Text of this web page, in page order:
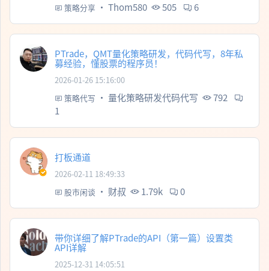
策略分享 · Thom580 505 6
PTrade，QMT量化策略研发，代码代写，8年私
募经验，懂股票的程序员！
2026-01-26 15:16:00
策略代写 · 量化策略研发代码代写
792
1
打板通道
2026-02-11 18:49:33
股市闲谈 · 财叔 1.79k 0
带你详细了解PTrade的API（第一篇）设置类
API详解
2025-12-31 14:05:51